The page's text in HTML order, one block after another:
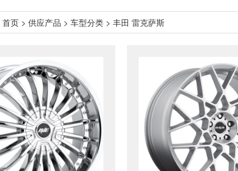
首页 > 供应产品 > 车型分类 > 丰田 雷克萨斯